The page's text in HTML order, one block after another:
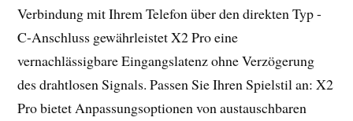
Verbindung mit Ihrem Telefon über den direkten Typ -
C-Anschluss gewährleistet X2 Pro eine
vernachlässigbare Eingangslatenz ohne Verzögerung
des drahtlosen Signals. Passen Sie Ihren Spielstil an: X2
Pro bietet Anpassungsoptionen von austauschbaren